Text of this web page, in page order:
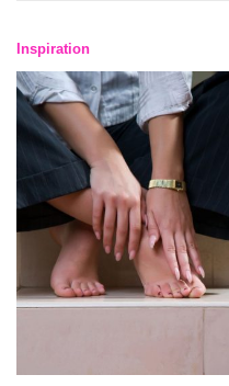
Inspiration